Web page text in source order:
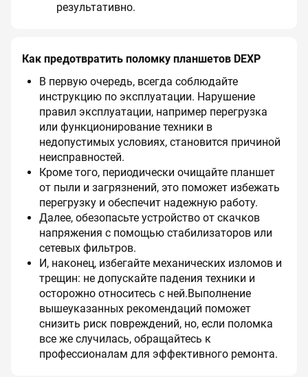
результативно.
Как предотвратить поломку планшетов DEXP
В первую очередь, всегда соблюдайте
инструкцию по эксплуатации. Нарушение
правил эксплуатации, например перегрузка
или функционирование техники в
недопустимых условиях, становится причиной
неисправностей.
Кроме того, периодически очищайте планшет
от пыли и загрязнений, это поможет избежать
перегрузку и обеспечит надежную работу.
Далее, обезопасьте устройство от скачков
напряжения с помощью стабилизаторов или
сетевых фильтров.
И, наконец, избегайте механических изломов и
трещин: не допускайте падения техники и
осторожно относитесь с ней.Выполнение
вышеуказанных рекомендаций поможет
снизить риск повреждений, но, если поломка
все же случилась, обращайтесь к
профессионалам для эффективного ремонта.